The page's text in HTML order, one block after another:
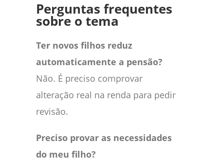
Perguntas frequentes
sobre o tema
Ter novos filhos reduz
automaticamente a pensão?
Não. É preciso comprovar
alteração real na renda para pedir
revisão.
Preciso provar as necessidades
do meu filho?